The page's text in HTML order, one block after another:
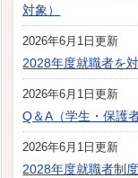
対象）
2026年6月1日更新
2028年度就職者を
2026年6月1日更新
Q＆A（学生・保護
2026年6月1日更新
2028年度就職者制